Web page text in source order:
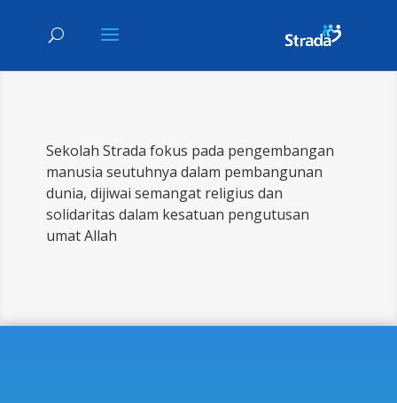
Sekolah Strada fokus pada pengembangan
manusia seutuhnya dalam pembangunan
dunia, dijiwai semangat religius dan
solidaritas dalam kesatuan pengutusan
umat Allah